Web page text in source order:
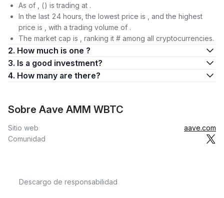
As of , () is trading at .
In the last 24 hours, the lowest price is , and the highest
price is , with a trading volume of .
The market cap is , ranking it # among all cryptocurrencies.
2. How much is one ?
3. Is a good investment?
4. How many are there?
Sobre Aave AMM WBTC
Sitio web
aave.com
Comunidad
Descargo de responsabilidad